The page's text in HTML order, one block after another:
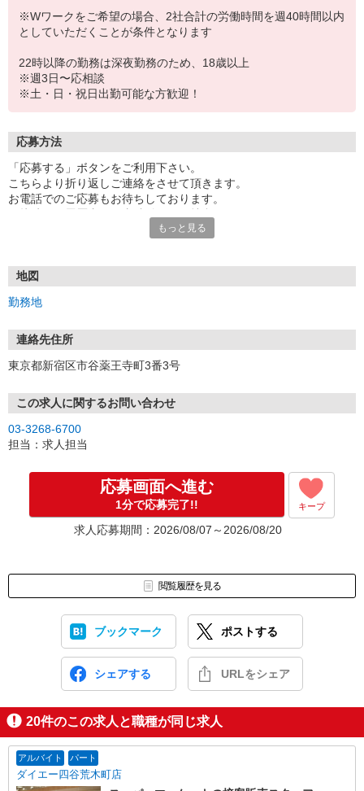
※Wワークをご希望の場合、2社合計の労働時間を週40時間以内
としていただくことが条件となります
22時以降の勤務は深夜勤務のため、18歳以上
※週3日〜応相談
※土・日・祝日出勤可能な方歓迎！
応募方法
「応募する」ボタンをご利用下さい。
こちらより折り返しご連絡をさせて頂きます。
お電話でのご応募もお待ちしております。
もっと見る
地図
勤務地
連絡先住所
東京都新宿区市谷薬王寺町3番3号
この求人に関するお問い合わせ
03-3268-6700
担当：求人担当
応募画面へ進む
1分で応募完了!! キープ
求人応募期間：2026/08/07～2026/08/20
閲覧履歴を見る
ブックマーク ポストする
シェアする URLをシェア
20件のこの求人と職種が同じ求人
アルバイト パート
ダイエー四谷荒木町店